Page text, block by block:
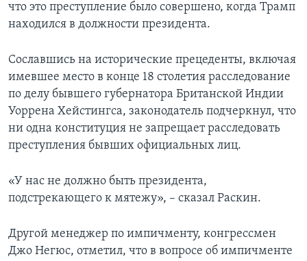
что это преступление было совершено, когда Трамп
находился в должности президента.
Сославшись на исторические прецеденты, включая
имевшее место в конце 18 столетия расследование
по делу бывшего губернатора Британской Индии
Уоррена Хейстингса, законодатель подчеркнул, что
ни одна конституция не запрещает расследовать
преступления бывших официальных лиц.
«У нас не должно быть президента,
подстрекающего к мятежу», – сказал Раскин.
Другой менеджер по импичменту, конгрессмен
Джо Негюс, отметил, что в вопросе об импичменте